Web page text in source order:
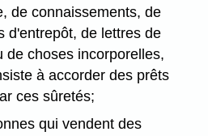
de connaissements, de
d'entrepôt, de lettres de
de choses incorporelles,
à accorder des prêts
ces sûretés;
qui vendent des